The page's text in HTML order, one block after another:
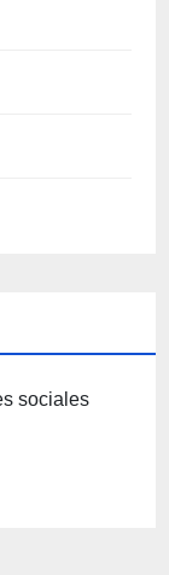
sociales